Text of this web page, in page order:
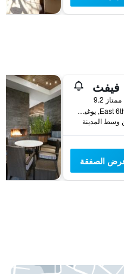
فيفث
ممتاز 9.2
205 East 6th Avenue, يوغين, OR, الولايات المتحدة الأميريكية
الصفقة